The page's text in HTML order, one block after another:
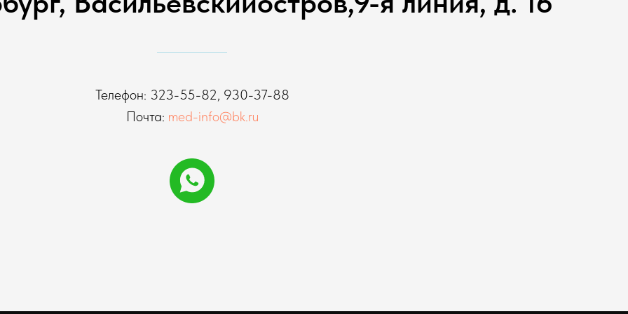
Телефон: 323-55-82, 930-37-88
Почта: med-info@bk.ru